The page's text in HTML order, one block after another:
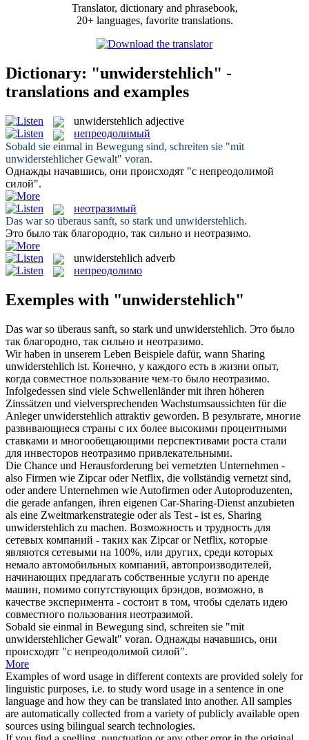
Translator, dictionary and phrasebook,
20+ languages, favorite translations.
Dictionary: "unwiderstehlich" -
translations and examples
unwiderstehlich adjective
непреодолимый
Sobald sie einmal in Bewegung sind, schreiten sie "mit
unwiderstehlicherGewalt" voran.
Однажды начавшись, они происходят "с непреодолимой
силой".
неотразимый
Das war so überaus sanft, so stark und unwiderstehlich.
Это было так благородно, так сильно и неотразимо.
unwiderstehlich adverb
непреодолимо
Exemples with "unwiderstehlich"
Das war so überaus sanft, so stark und unwiderstehlich. Это было
так благородно, так сильно и неотразимо.
Wir haben in unserem Leben Beispiele dafür, wann Sharing
unwiderstehlich ist. Конечно, у каждого есть в жизни опыт,
когда совместное пользование чем-то было неотразимо.
Infolgedessen sind viele Schwellenländer mit ihren höheren
Zinssätzen und vielversprechenden Wachstumsaussichten für die
Anlegerunwiderstehlich attraktiv geworden. В результате, многие
развивающиеся страны с их более высокими процентными
ставками и многообещающими перспективами роста стали
для инвесторов неотразимо привлекательными.
Die Chance und Herausforderung bei vernetzten Unternehmen -
also Firmen wie Zipcar oder Netflix, die vollständig vernetzt sind,
oder andere Unternehmen wie Autofirmen oder Autoproduzenten,
die gerade anfangen, ihren eigenen Car-Sharing-Dienst anzubieten
als eine Zweitmarkenstrategie oder als Test - ist es, Sharing
unwiderstehlich zu machen. Возможность и трудность для
сетевых компаний - таких как Zipcar or Netflix, которые
являются сетевыми на 100%, или других, среди которых
немало автомобильных компаний, автопроизводителей,
начинающих предлагать собственные услуги по аренде
машин, помимо сопутствующих брэндов, возможно, в
качестве эксперимента - состоит в том, чтобы сделать идею
совместного пользования неотразимой.
Sobald sie einmal in Bewegung sind, schreiten sie "mit
unwiderstehlicherGewalt" voran. Однажды начавшись, они
происходят "с непреодолимой силой".
More
Examples of word usage in different contexts are provided solely for
linguistic purposes, i.e. to study word usage in a sentence in one
language and how they can be translated into another. All samples
are automatically collected from a variety of publicly available open
sources using bilingual search technologies.